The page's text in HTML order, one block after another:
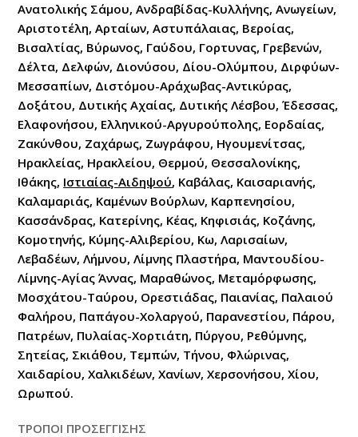
Ανατολικής Σάμου, Ανδραβίδας-Κυλλήνης, Ανωγείων,
Αριστοτέλη, Αρταίων, Αστυπάλαιας, Βεροίας,
Βισαλτίας, Βύρωνος, Γαύδου, Γορτυνας, Γρεβενών,
Δέλτα, Δελφών, Διονύσου, Δίου-Ολύμπου, Διρφύων-
Μεσσαπίων, Διστόμου-Αράχωβας-Αντικύρας,
Δοξάτου, Δυτικής Αχαίας, Δυτικής Λέσβου, Έδεσσας,
Ελαφονήσου, Ελληνικού-Αργυρούπολης, Εορδαίας,
Ζακύνθου, Ζαχάρως, Ζωγράφου, Ηγουμενίτσας,
Ηρακλείας, Ηρακλείου, Θερμού, Θεσσαλονίκης,
Ιθάκης, Ιστιαίας-Αιδηψού, Καβάλας, Καισαριανής,
Καλαμαριάς, Καμένων Βούρλων, Καρπενησίου,
Κασσάνδρας, Κατερίνης, Κέας, Κηφισιάς, Κοζάνης,
Κομοτηνής, Κύμης-Αλιβερίου, Κω, Λαρισαίων,
Λεβαδέων, Λήμνου, Λίμνης Πλαστήρα, Μαντουδίου-
Λίμνης-Αγίας Άννας, Μαραθώνος, Μεταμόρφωσης,
Μοσχάτου-Ταύρου, Ορεστιάδας, Παιανίας, Παλαιού
Φαλήρου, Παπάγου-Χολαργού, Παρανεστίου, Πάρου,
Πατρέων, Πυλαίας-Χορτιάτη, Πύργου, Ρεθύμνης,
Σητείας, Σκιάθου, Τεμπών, Τήνου, Φλώρινας,
Χαιδαρίου, Χαλκιδέων, Χανίων, Χερσονήσου, Χίου,
Ωρωπού.
ΤΡΟΠΟΙ ΠΡΟΣΕΓΓΙΣΗΣ